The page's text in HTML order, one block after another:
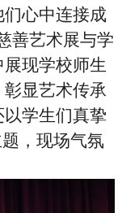
心中连接成
善艺术展与学
现学校师生
显艺术传承
学生们真挚
，现场气氛